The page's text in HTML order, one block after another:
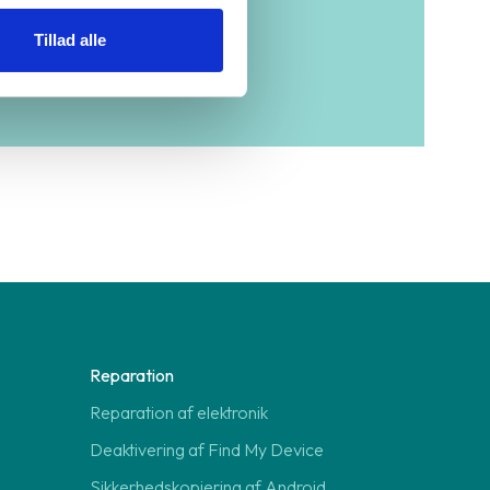
Tillad alle
lokale forretningher
Reparation
Reparation af elektronik
Deaktivering af Find My Device